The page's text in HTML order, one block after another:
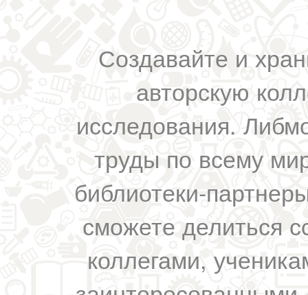
Создавайте и
авторскую
исследования.
труды по всему
библиотеки-
сможете делиться
коллегами,